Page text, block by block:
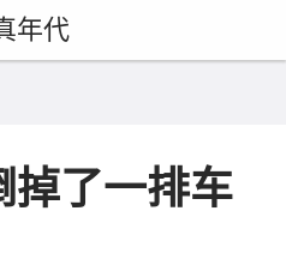
年代
掉了一排车